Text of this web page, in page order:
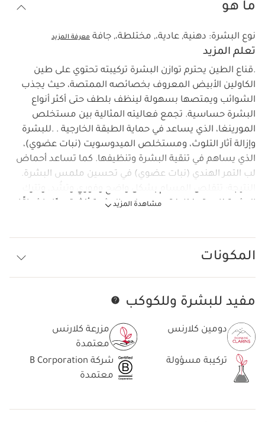
ما هو
مشاهدة المزيد
نوع البشرة: دهنية, عادية،, مختلطة،, جافة معرفة المزيد
تعلم المزيد
.قناع الطين يحترم توازن البشرة تركيبته تحتوي على طين
الكاولين الأبيض المعروف بخصائصه الممتصة، حيث يجذب
الشوائب ويمتصها بسهولة لينظف بلطف حتى أكثر أنواع
البشرة حساسية. تجمع فعاليته المثالية بين مستخلص
المورينغا، الذي يساعد في حماية الطبقة الخارجية . .للبشرة
وإزالة آثار التلوث، ومستخلص الميدوسويت (نبات عضوي)،
الذي يساهم في تنقية البشرة وتنظيفها. كما تساعد أحماض
لب التمر الهندي (نبات عضوي) في تحسين ملمس البشرة.
النتيجة: تتقلص المسام بشكل واضح وفوري وتشُد، وتترك
البشرة ناعمة ونظيفة. يصبح لون البشرة أكثر توحدًا وإشراقًا
عند وضعه منتج نباتي. 97% من المكونات ذات أصل طبيعي.
المكونات
مفيد للبشرة وللكوكب
دومين كلارنس
مزرعة كلارنس
معتمدة
تركيبة مسؤولة
شركة B Corporation
معتمدة